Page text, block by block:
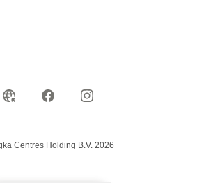
Centres Holding B.V. 2026